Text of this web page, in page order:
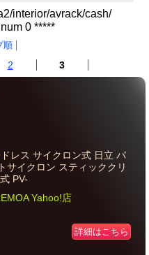
interior/avrack/cash/
0 *****
順
2 3
レス サイクロン式 日立 パ
サイクロン スティッククリ
PV-
Yahoo!店
詳細はこちら